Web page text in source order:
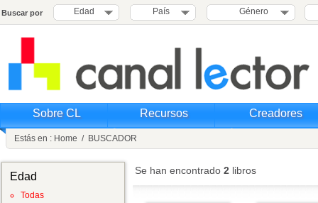
Buscar por Edad País Género
Sobre CL Recursos Creadores
Estás en : Home / BUSCADOR
Edad
Todas
Se han encontrado 2 libros